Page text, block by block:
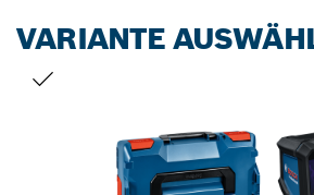
VARIANTE